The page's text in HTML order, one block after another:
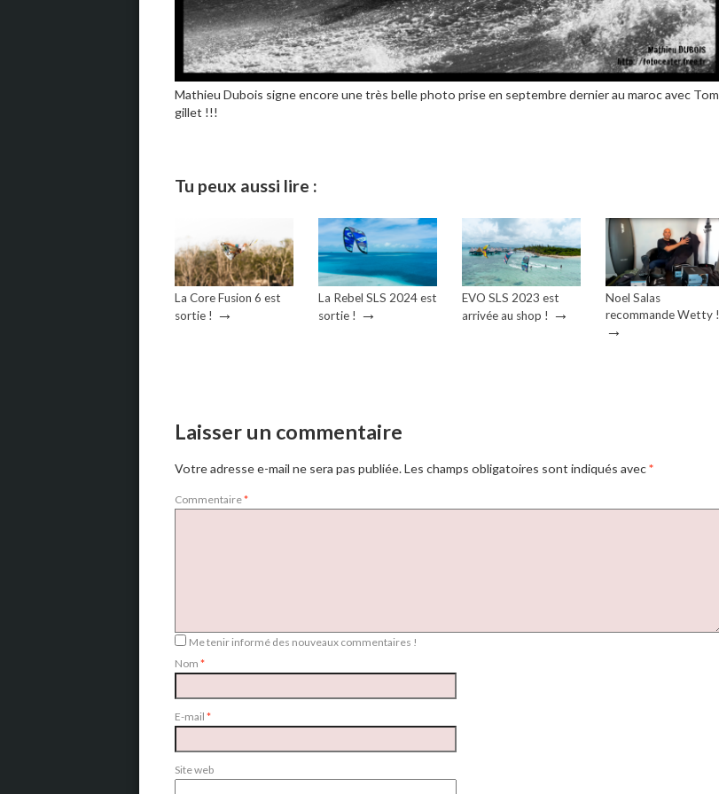
Mathieu Dubois signe encore une très belle photo prise en septembre dernier au maroc avec Tom
gillet !!!
Tu peux aussi lire :
La Core Fusion 6 est
sortie ! →
La Rebel SLS 2024 est
sortie ! →
EVO SLS 2023 est
arrivée au shop ! →
Noel Salas
recommande Wetty !
→
Laisser un commentaire
Votre adresse e-mail ne sera pas publiée.Les champs obligatoires sont indiqués avec*
Commentaire*
Me tenir informé des nouveaux commentaires !
Nom *
E-mail *
Site web